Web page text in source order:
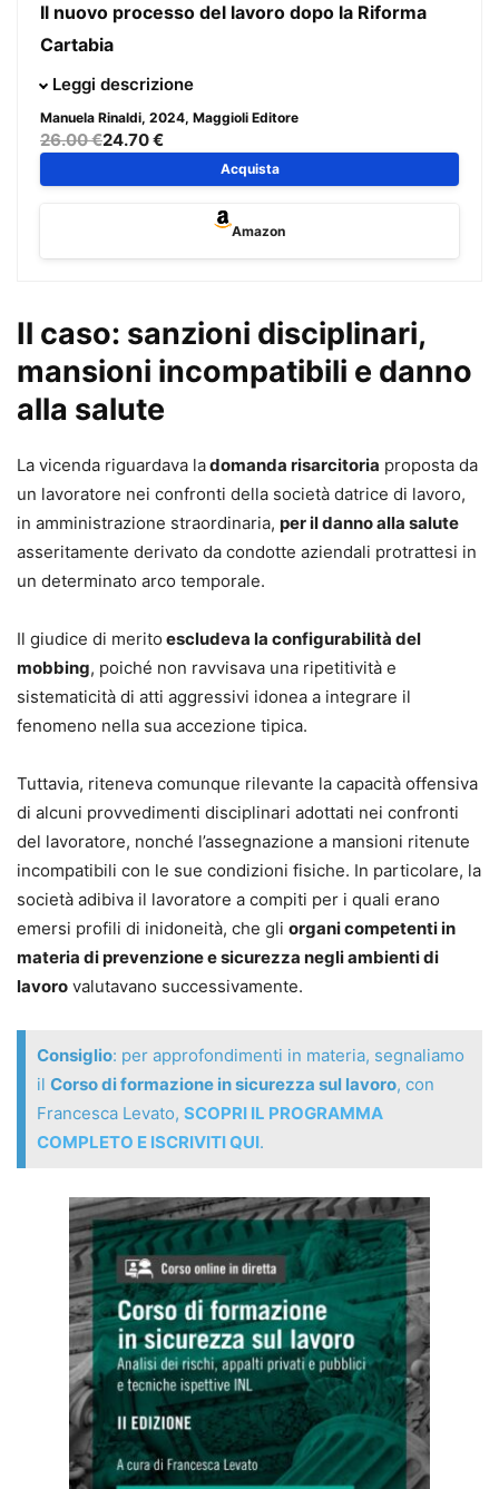
Il nuovo processo del lavoro dopo la Riforma
Cartabia
Nel presente volume vengono affrontate, con
del lavoro, sostanziale e procedurale, sorte con le prime
applicazioni pratiche delle novità introdotte dalla Riforma
Cartabia (d.lgs. n. 149/2022).
pone, però, come condizione di procedibilità della
domanda giudiziale, bensì quale mera facoltà attribuita
alle parti, nonché la definitiva (attesa?)
c.d. rito Forneroin materia di impugnativa giudiziaria dei
dell’ausilio di tabelle riepilogative per una migliore e più
facile comprensione degli argomenti trattati e della più
recente giurisprudenza.
Avezzano. Direttore della Scuola Forense della Marsica, è
professore a contratto di “Tutela della salute e sicurezza
formazione per aziende e professionisti, è autore di
numerose opere monografiche e collettanee.
Leggi descrizione
Manuela Rinaldi, 2024, Maggioli Editore
26.00 €24.70 €
Acquista
Amazon
Il caso: sanzioni disciplinari,
mansioni incompatibili e danno
alla salute
La vicenda riguardava ladomanda risarcitoria proposta da
un lavoratore nei confronti della società datrice di lavoro,
in amministrazione straordinaria, per il danno alla salute
asseritamente derivato da condotte aziendali protrattesi in
un determinato arco temporale.
Il giudice di merito escludeva la configurabilità del
mobbing, poiché non ravvisava una ripetitività e
sistematicità di atti aggressivi idonea a integrare il
fenomeno nella sua accezione tipica.
Tuttavia, riteneva comunque rilevante la capacità offensiva
di alcuni provvedimenti disciplinari adottati nei confronti
del lavoratore, nonché l’assegnazione a mansioni ritenute
incompatibili con le sue condizioni fisiche. In particolare, la
società adibiva il lavoratore a compiti per i quali erano
emersi profili di inidoneità, che gli organi competenti in
materia di prevenzione e sicurezza negli ambienti di
lavoro valutavano successivamente.
Consiglio: per approfondimenti in materia, segnaliamo
il Corso di formazione in sicurezza sul lavoro, con
Francesca Levato, SCOPRI IL PROGRAMMA
COMPLETO E ISCRIVITI QUI.